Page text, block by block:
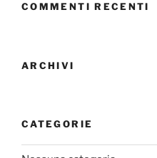
COMMENTI RECENTI
ARCHIVI
CATEGORIE